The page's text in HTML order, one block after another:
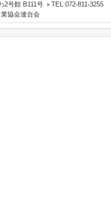
2号館 B111号
TEL:072-811-3255
協会連合会